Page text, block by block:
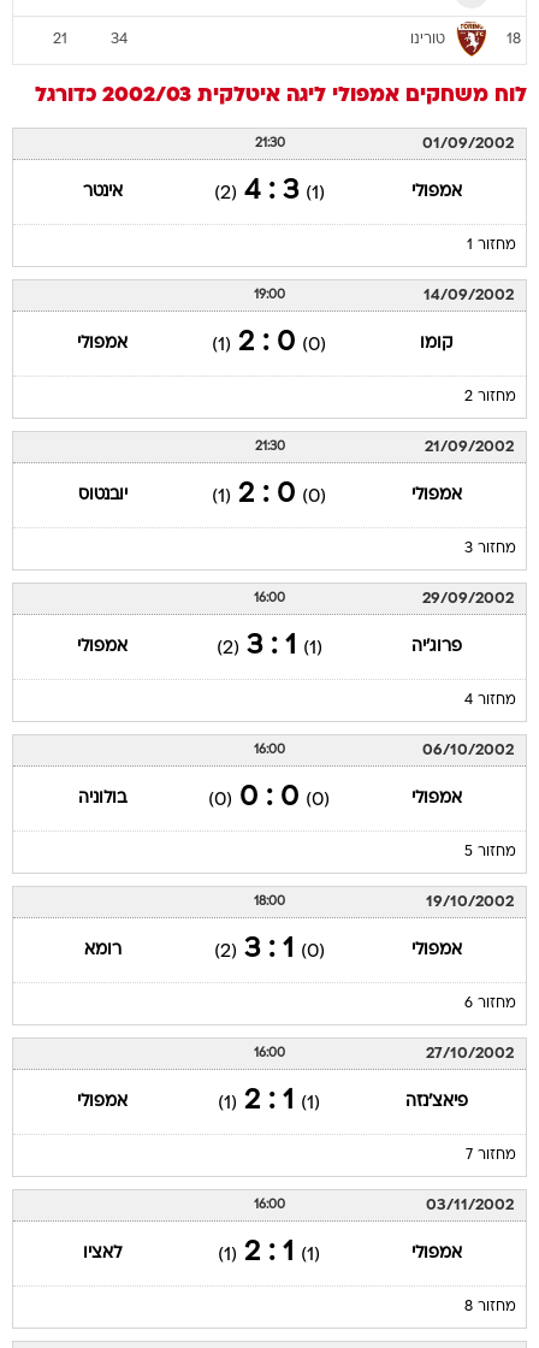
18 טורינו 34
21
לוח משחקים אמפולי ליגה איטלקית 2002/03 כדורגל
01/09/2002
21:30
אמפולי (1)
3 : 4
(2) אינטר
מחזור 1
14/09/2002
19:00
קומו (0)
0 : 2
(1) אמפולי
מחזור 2
21/09/2002
21:30
אמפולי (0)
0 : 2
(1) יובנטוס
מחזור 3
29/09/2002
16:00
פרוג'יה (1)
1 : 3
(2) אמפולי
מחזור 4
06/10/2002
16:00
אמפולי (0)
0 : 0
(0) בולוניה
מחזור 5
19/10/2002
18:00
אמפולי (0)
1 : 3
(2) רומא
מחזור 6
27/10/2002
16:00
פיאצ'נזה (1)
1 : 2
(1) אמפולי
מחזור 7
03/11/2002
16:00
אמפולי (1)
1 : 2
(1) לאציו
מחזור 8